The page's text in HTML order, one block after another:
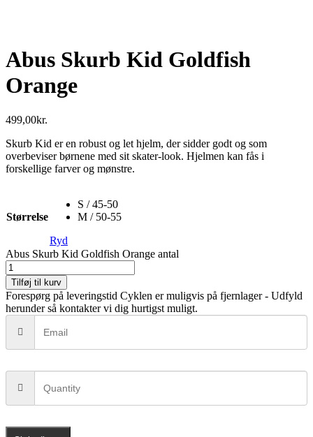
Abus Skurb Kid Goldfish
Orange
499,00kr.
Skurb Kid er en robust og let hjelm, der sidder godt og som
overbeviser børnene med sit skater-look. Hjelmen kan fås i
forskellige farver og mønstre.
Størrelse
S / 45-50
M / 50-55
Ryd
Abus Skurb Kid Goldfish Orange antal
Tilføj til kurv
Forespørg på leveringstid Cyklen er muligvis på fjernlager - Udfyld
herunder så kontakter vi dig hurtigst muligt.